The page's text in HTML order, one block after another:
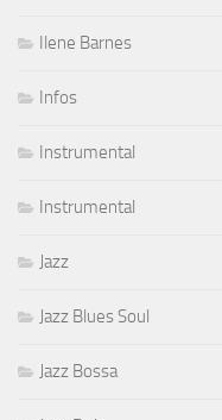
Ilene Barnes
Infos
Instrumental
Instrumental
Jazz
Jazz Blues Soul
Jazz Bossa